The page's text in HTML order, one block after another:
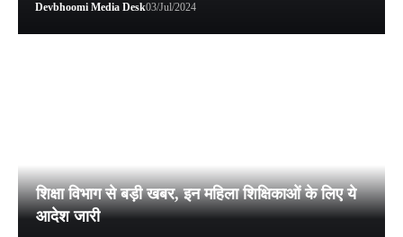
Devbhoomi Media Desk03/Jul/2024
शिक्षा विभाग से बड़ी खबर, इन महिला शिक्षिकाओं के लिए ये
आदेश जारी